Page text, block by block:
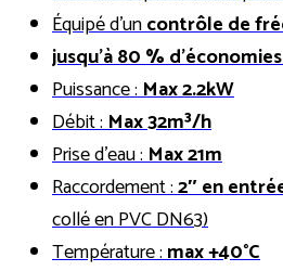
Équipé d’uncontrôle de
jusqu’à 80 %
Puissance :Max 2.2kW
Débit :Max32m³/h
Prise d’eau :Max 21m
Raccordement :2″ en
collé en PVC DN63)
Température :max +40°C